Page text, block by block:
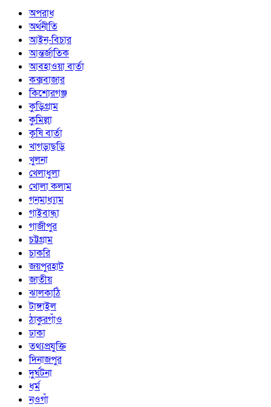
অপরাধ
অর্থনীতি
আইন-বিচার
আন্তর্জাতিক
আবহাওয়া বার্তা
কক্সবাজার
কিশোরগঞ্জ
কুড়িগ্রাম
কুমিল্লা
কৃষি বার্তা
খাগড়াছড়ি
খুলনা
খেলাধুলা
খোলা কলাম
গনমাধ্যাম
গাইবান্ধা
গাজীপুর
চট্টগ্রাম
চাকরি
জয়পুরহাট
জাতীয়
ঝালকাঠি
টাঙ্গাইল
ঠাকুরগাঁও
ঢাকা
তথ্যপ্রযুক্তি
দিনাজপুর
দুর্ঘটনা
ধর্ম
নওগাঁ